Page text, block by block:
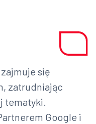
się
zatrudniając
tematyki.
Google i